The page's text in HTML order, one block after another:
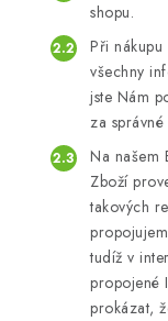
shopu.
Při nákupu
všechny
jste Nám
za
Na našem
Zboží
takových
tudíž v
propojené
prokázat,